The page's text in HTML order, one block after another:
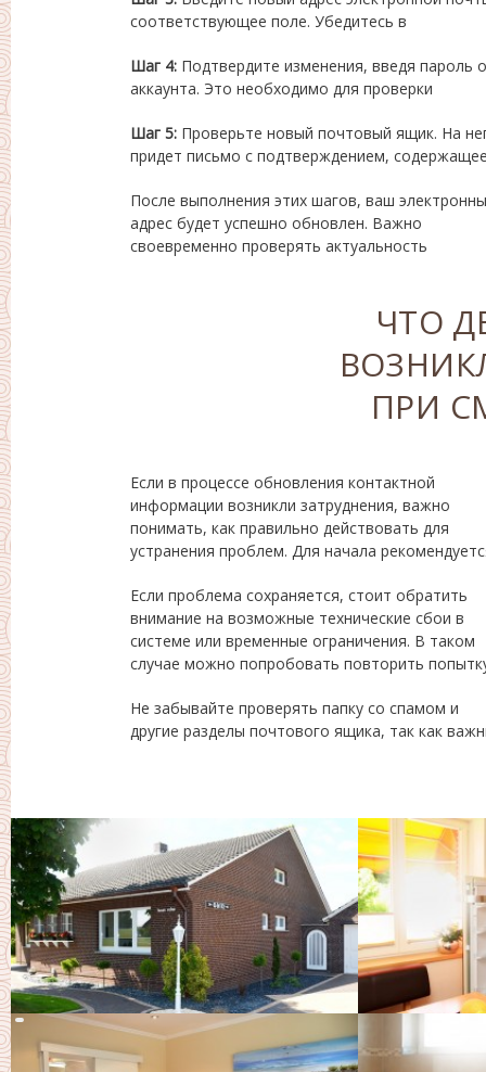
соответствующее поле. Убедитесь в
Шаг 4: Подтвердите изменения, введя пароль
аккаунта. Это необходимо для проверки
Шаг 5: Проверьте новый почтовый ящик. На
придет письмо с подтверждением,
ссылку для активации изменений. Перейдите
После выполнения этих шагов, ваш
адрес будет успешно обновлен. Важно
своевременно проверять актуальность
контактных данных для
ЧТО
ПРИ
Если в процессе обновления контактной
информации возникли затруднения, важно
понимать, как правильно действовать для
устранения проблем. Для начала
тщательно проверить введенные данные и
убедиться, что они корректны. Ошибки в адресе
могут быть одной из причин, по которой
Если проблема сохраняется, стоит обратить
внимание на возможные технические сбои в
системе или временные ограничения. В таком
случае можно попробовать повторить
через некоторое время или связаться с службой
Не забывайте проверять папку со спамом и
другие разделы почтового ящика, так как